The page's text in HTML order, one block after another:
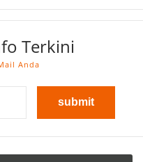
Terkini
Anda